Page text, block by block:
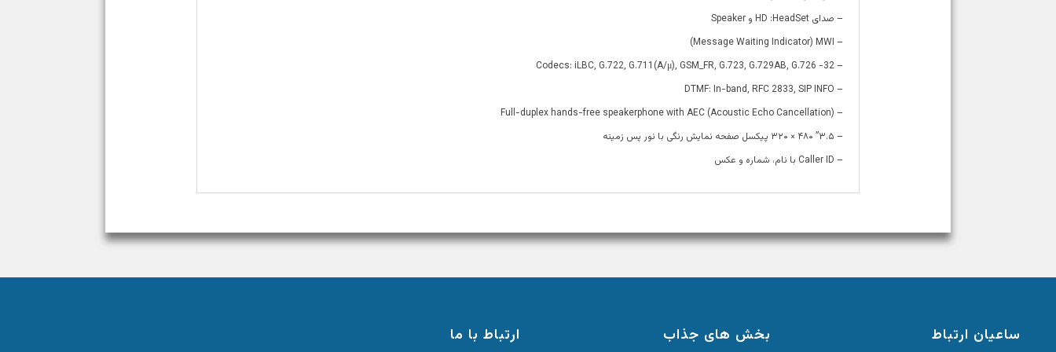
– صدای HD :HeadSet و Speaker
– Message Waiting Indicator) MWI)
– Codecs: iLBC, G.722, G.711(A/μ), GSM_FR, G.723, G.729AB, G.726 -32
– DTMF: In-band, RFC 2833, SIP INFO
– (Full-duplex hands-free speakerphone with AEC (Acoustic Echo Cancellation
– ۳.۵” ۴۸۰ × ۳۲۰ پیکسل صفحه نمایش رنگی با نور پس زمینه
– Caller ID با نام، شماره و عکس
ساعیان ارتباط بخش های جذاب ارتباط با ما